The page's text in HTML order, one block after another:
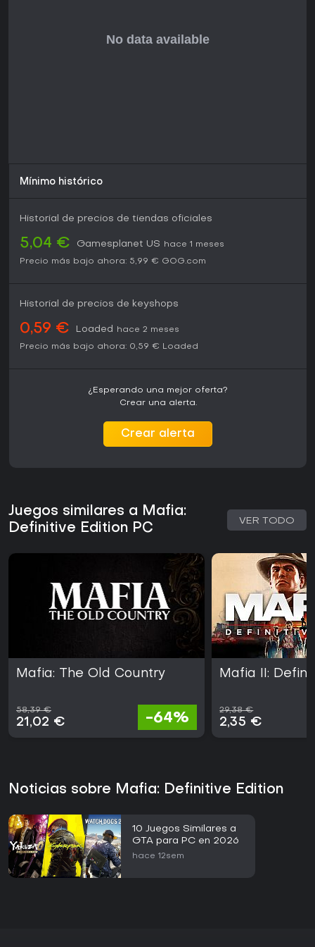
una opción sólida, disponible en PC y otras plataformas sin
Mínimo histórico
Historial de precios de tiendas oficiales
5,04 € Gamesplanet US
hace 1 meses
Precio más bajo ahora: 5,99 € GOG.com
Historial de precios de keyshops
0,59 € Loaded
hace 2 meses
Precio más bajo ahora: 0,59 € Loaded
¿Esperando una mejor oferta?
Crear una alerta.
Crear alerta
Juegos similares a Mafia:
Definitive Edition PC
VER TODO
Mafia: The Old Country
58,39 €
21,02 € -64%
Mafia II:
29,38 €
2,35 €
Noticias sobre Mafia: Definitive Edition
10 Juegos Similares a
GTA para PC en 2026
hace 12sem